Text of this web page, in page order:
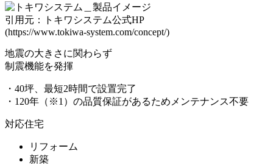
引用元：トキワシステム公式HP
(https://www.tokiwa-system.com/concept/)
地震の大きさに関わらず
制震機能を発揮
・40坪、最短2時間で設置完了
・120年（※1）の品質保証があるためメンテナンス不要
対応住宅
リフォーム
新築